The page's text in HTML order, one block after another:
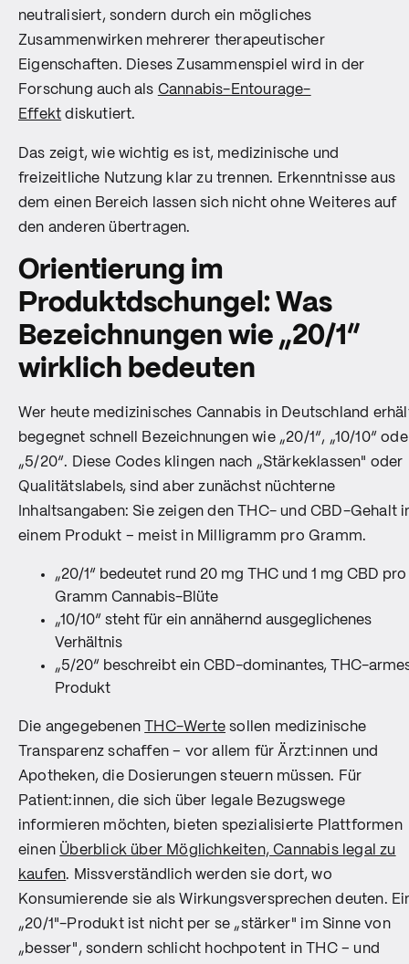
neutralisiert, sondern durch ein mögliches
Zusammenwirken mehrerer therapeutischer
Eigenschaften. Dieses Zusammenspiel wird in der
Forschung auch als Cannabis-Entourage-
Effekt diskutiert.
Das zeigt, wie wichtig es ist, medizinische und
freizeitliche Nutzung klar zu trennen. Erkenntnisse aus
dem einen Bereich lassen sich nicht ohne Weiteres auf
den anderen übertragen.
Orientierung im
Produktdschungel: Was
Bezeichnungen wie „20/1“
wirklich bedeuten
Wer heute medizinisches Cannabis in Deutschland
begegnet schnell Bezeichnungen wie „20/1“, „10/10“
„5/20“. Diese Codes klingen nach „Stärkeklassen" oder
Qualitätslabels, sind aber zunächst nüchterne
Inhaltsangaben: Sie zeigen den THC- und CBD-Gehalt
einem Produkt – meist in Milligramm pro Gramm.
„20/1“ bedeutet rund 20 mg THC und 1 mg CBD pro
Gramm Cannabis-Blüte
„10/10“ steht für ein annähernd ausgeglichenes
Verhältnis
„5/20“ beschreibt ein CBD-dominantes, THC-
Produkt
Die angegebenen THC-Werte sollen medizinische
Transparenz schaffen – vor allem für Ärzt:innen und
Apotheken, die Dosierungen steuern müssen. Für
Patient:innen, die sich über legale Bezugswege
informieren möchten, bieten spezialisierte Plattformen
einen Überblick über Möglichkeiten, Cannabis legal zu
kaufen. Missverständlich werden sie dort, wo
Konsumierende sie als Wirkungsversprechen deuten.
„20/1"-Produkt ist nicht per se „stärker" im Sinne von
„besser", sondern schlicht hochpotent in THC – und